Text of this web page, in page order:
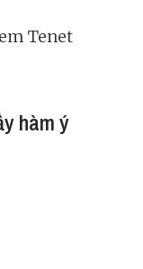
Tenet
hàm ý